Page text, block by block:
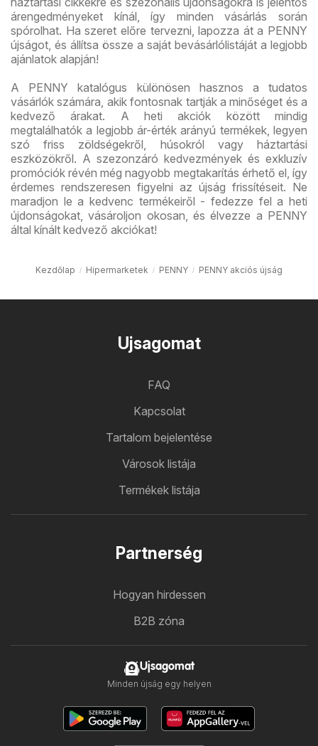
árengedményeket kínál, így minden vásárlás során
spórolhat. Ha szeret előre tervezni, lapozza át a PENNY
újságot, és állítsa össze a saját bevásárlólistáját a legjobb
ajánlatok alapján!
A PENNY katalógus különösen hasznos a tudatos
vásárlók számára, akik fontosnak tartják a minőséget és a
kedvező árakat. A heti akciók között mindig
megtalálhatók a legjobb ár-érték arányú termékek, legyen
szó friss zöldségekről, húsokról vagy háztartási
eszközökről. A szezonzáró kedvezmények és exkluzív
promóciók révén még nagyobb megtakarítás érhető el, így
érdemes rendszeresen figyelni az újság frissítéseit. Ne
maradjon le a kedvenc termékeiről - fedezze fel a heti
újdonságokat, vásároljon okosan, és élvezze a PENNY
által kínált kedvező akciókat!
Kezdőlap Hipermarketek PENNY PENNY akciós újság
Ujsagomat
FAQ
Kapcsolat
Tartalom bejelentése
Városok listája
Termékek listája
Partnerség
Hogyan hirdessen
B2B zóna
Ujsagomat
Minden újság egy helyen